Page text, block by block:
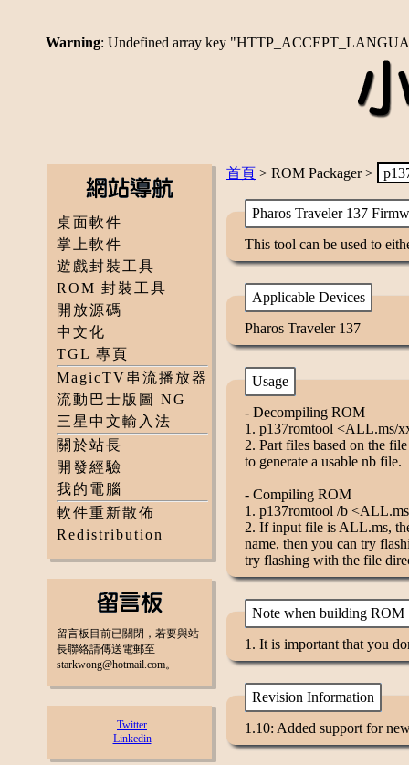
Warning: Undefined array key
桌面軟件
掌上軟件
遊戲封裝工具
ROM 封裝工具
開放源碼
中文化
TGL 專頁
MagicTV串流播放器
流動巴士版圖 NG
三星中文輸入法
關於站長
開發經驗
我的電腦
軟件重新散佈
Redistribution
留言板目前已關閉，若要與站
長聯絡請傳送電郵至
starkwong@hotmail.com。
Twitter
Linkedin
首頁 > ROM Packager >
Pharos Traveler 137
This tool can be used to
Applicable Devices
Pharos Traveler 137
Usage
- Decompiling ROM
1. p137romtool <ALL.ms/
2. Part files based on the
to generate a usable nb file.
- Compiling ROM
1. p137romtool /b
2. If input file is ALL.ms,
name, then you can try
try flashing with the file
Note when building ROM
1. It is important that you
Revision Information
1.10: Added support for